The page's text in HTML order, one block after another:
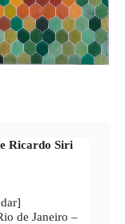
Ricardo Siri
de Janeiro –